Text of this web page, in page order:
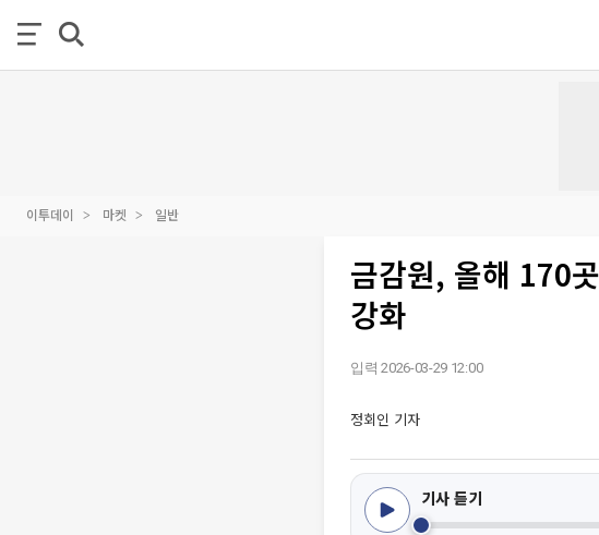
이투데이 마켓 일반
금감원, 올해 170
강화
입력 2026-03-29 12:00
정회인 기자
기사 듣기